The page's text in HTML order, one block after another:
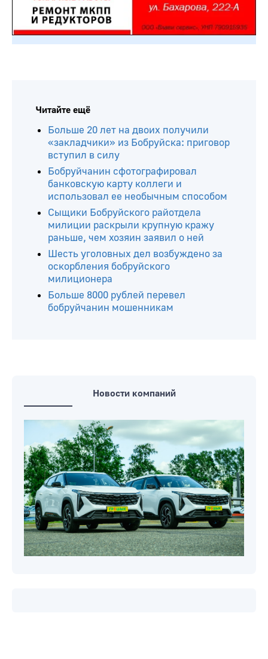
Читайте ещё
Больше 20 лет на двоих получили
«закладчики» из Бобруйска: приговор
вступил в силу
Бобруйчанин сфотографировал
банковскую карту коллеги и
использовал ее необычным способом
Сыщики Бобруйского райотдела
милиции раскрыли крупную кражу
раньше, чем хозяин заявил о ней
Шесть уголовных дел возбуждено за
оскорбления бобруйского
милиционера
Больше 8000 рублей перевел
бобруйчанин мошенникам
Новости компаний